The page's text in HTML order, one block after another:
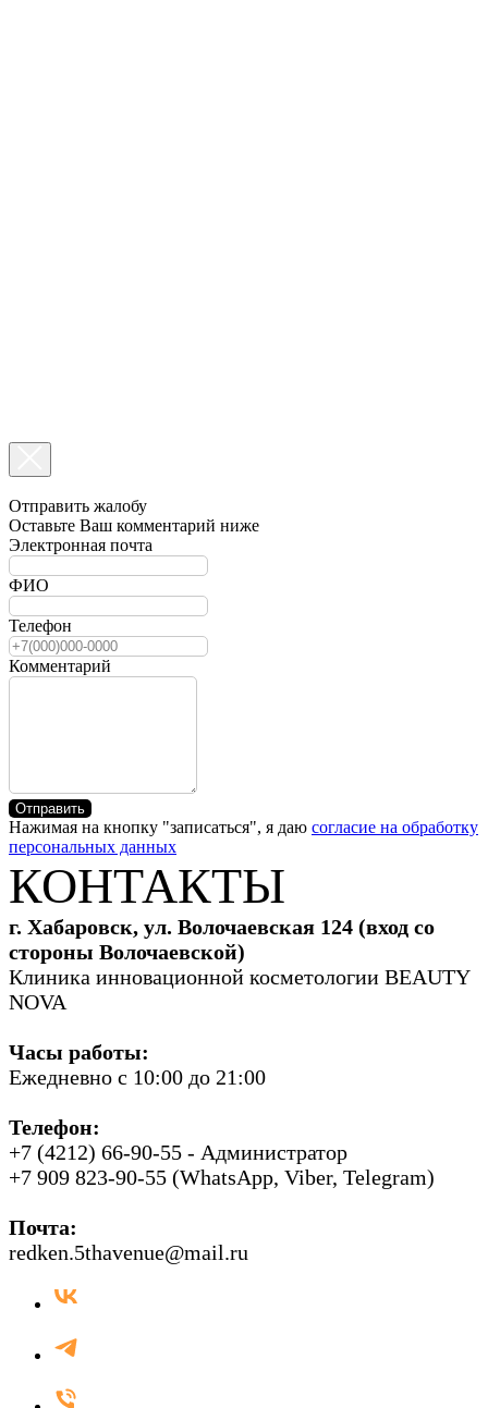
Отправить жалобу
Оставьте Ваш комментарий ниже
Электронная почта
ФИО
Телефон
Комментарий
Отправить
Нажимая на кнопку "записаться", я даю согласие на обработку
персональных данных
КОНТАКТЫ
г. Хабаровск, ул. Волочаевская 124 (вход со
стороны Волочаевской)
Клиника инновационной косметологии BEAUTY
NOVA
Часы работы:
Ежедневно с 10:00 до 21:00
Телефон:
+7 (4212) 66-90-55 - Администратор
+7 909 823-90-55 (WhatsApp, Viber, Telegram)
Почта:
redken.5thavenue@mail.ru